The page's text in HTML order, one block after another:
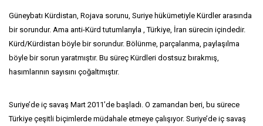
Güneybatı Kürdistan, Rojava sorunu, Suriye hükümetiyle Kürdler arasında
bir sorundur. Ama anti-Kürd tutumlarıyla , Türkiye, İran sürecin içindedir.
Kürd/Kürdistan böyle bir sorundur. Bölünme, parçalanma, paylaşılma
böyle bir sorun yaratmıştır. Bu süreç Kürdleri dostsuz bırakmış,
hasımlarının sayısını çoğaltmıştır.
Suriye’de iç savaş Mart 2011’de başladı. O zamandan beri, bu sürece
Türkiye çeşitli biçimlerde müdahale etmeye çalışıyor. Suriye’de iç savaş